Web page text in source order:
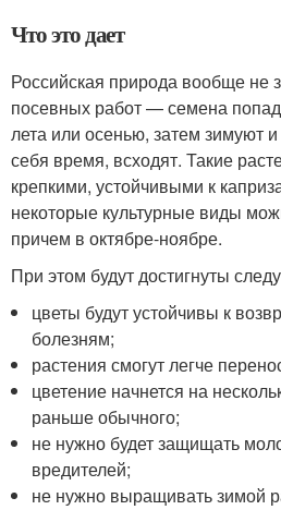
Что это дает
Российская природа вообще не
посевных работ — семена
лета или осенью, затем зимуют
себя время, всходят. Такие
крепкими, устойчивыми к
некоторые культурные виды
причем в октябре-ноябре.
При этом будут достигнуты
цветы будут устойчивы к
болезням;
растения смогут легче
цветение начнется на
раньше обычного;
не нужно будет защищать
вредителей;
не нужно выращивать зимой